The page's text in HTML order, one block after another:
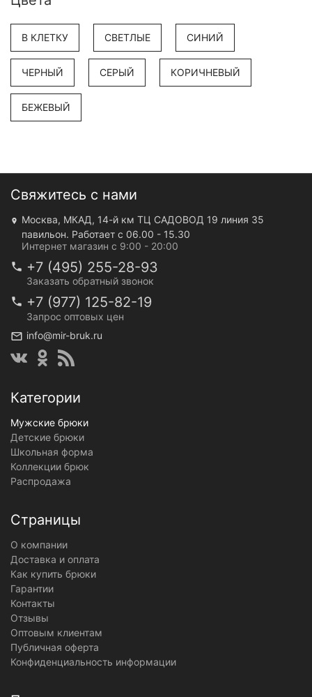
В КЛЕТКУ СВЕТЛЫЕ СИНИЙ
ЧЕРНЫЙ СЕРЫЙ КОРИЧНЕВЫЙ
БЕЖЕВЫЙ
Свяжитесь с нами
Москва, МКАД, 14-й км ТЦ САДОВОД 19 линия 35
павильон. Работает с 06.00 - 15.30
Интернет магазин с 9:00 - 20:00
+7 (495) 255-28-93
Заказать обратный звонок
+7 (977) 125-82-19
Запрос оптовых цен
info@mir-bruk.ru
Категории
Мужские брюки
Детские брюки
Школьная форма
Коллекции брюк
Распродажа
Страницы
О компании
Доставка и оплата
Как купить брюки
Гарантии
Контакты
Отзывы
Оптовым клиентам
Публичная оферта
Конфиденциальность информации